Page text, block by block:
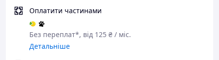
Оплатити частинами
Без переплат*, від 125 ₴ / міс.
Детальніше